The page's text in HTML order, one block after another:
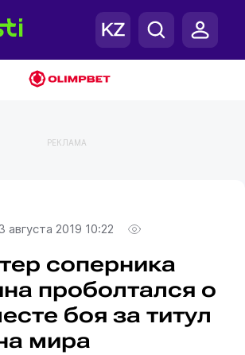
РЕКЛАМА
августа 2019 10:22
соперника
проболтался о
боя за титул
мира